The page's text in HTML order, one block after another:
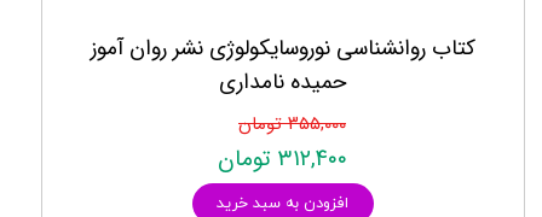
کتاب روانشناسی نوروسایکولوژی نشر روان آموز
حمیده نامداری
۳۵۵,۰۰۰ تومان
۳۱۲,۴۰۰ تومان
افزودن به سبد خرید